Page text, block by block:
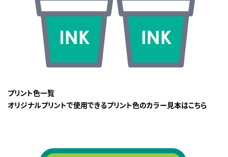
プリント色一覧
オリジナルプリントで使用できるプリント色のカラー見本はこちら